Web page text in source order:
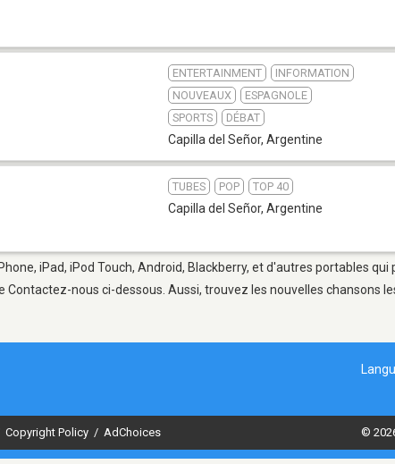
ENTERTAINMENT
INFORMATION
NOUVEAUX
ESPAGNOLE
SPORTS
DÉBAT
Capilla del Señor, Argentine
TUBES POP TOP 40
Capilla del Señor, Argentine
iPad, iPod Touch, Android, Blackberry, et d'autres portables
nous ci-dessous. Aussi, trouvez les nouvelles chansons
Copyright Policy / AdChoices ©